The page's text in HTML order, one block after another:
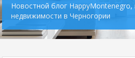
Новостной блог HappyMontenegro,
недвижимости в Черногории